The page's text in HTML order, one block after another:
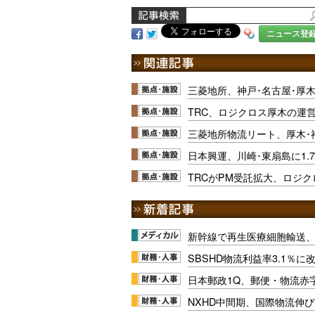
ニュース登
三菱地所、神戸･名古屋･厚
TRC、ロジクロス厚木の運
三菱地所物流リート、厚木
日本興運、川崎･東扇島に
TRCがPM受託拡大、ロジ
新幹線で再生医療細胞輸送
SBSHD物流利益率3.1％に
日本郵政1Q、郵便・物流赤
NXHD中間期、国際物流伸